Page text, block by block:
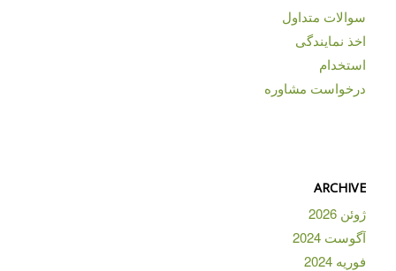
سوالات متداول
اخذ نمایندگی
استخدام
درخواست مشاوره
ARCHIVE
ژوئن 2026
آگوست 2024
فوریه 2024